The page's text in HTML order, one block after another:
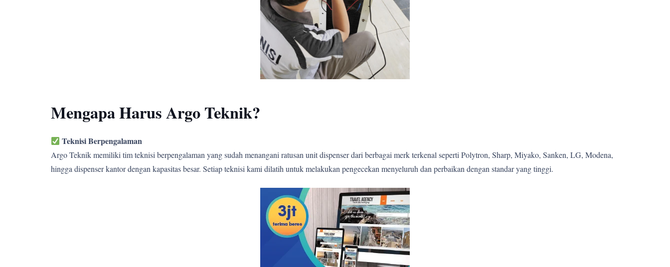
Mengapa Harus Argo Teknik?
Teknisi Berpengalaman
Argo Teknik memiliki tim teknisi berpengalaman yang sudah menangani ratusan unit dispenser dari berbagai merk terkenal seperti Polytron, Sharp, Miyako, Sanken, LG, Modena,
hingga dispenser kantor dengan kapasitas besar. Setiap teknisi kami dilatih untuk melakukan pengecekan menyeluruh dan perbaikan dengan standar yang tinggi.